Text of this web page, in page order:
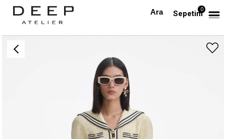
Sepetim0
Anasayfa TÜM ELBİSELER Siyah Biyeli Cepli Sarı Mini Triko Elbise